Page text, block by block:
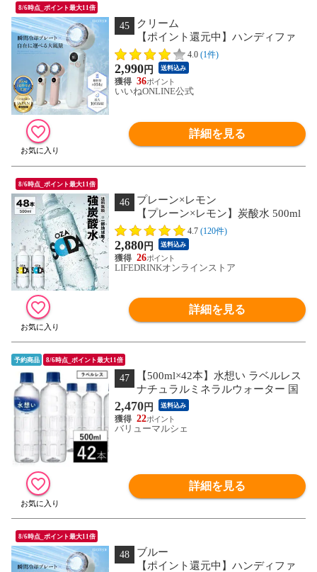
8/6時点_ポイント最大11倍
45
クリーム
【ポイント還元中】ハンディファ
ン★熱中症予防管理者監修【最新瞬間冷
却プレート】携帯扇風機 100段階風量調
節 首掛け 静音【日本企業企画】
3000mAh 超軽量 ストラップ カラビナ付
4.0 (1件)
2,990円 送料込み
36
いいねONLINE公式
詳細を見る
8/6時点_ポイント最大11倍
46
プレーン×レモン
【プレーン×レモン】炭酸水 500ml
48本 2ケース（24本×２） 強炭酸 炭酸
無糖 OZA SODA プレーン レモン ピンク
グレープフルーツ ライム 割り材 箱買い
ライフドリンクカンパニー LDC ZAO
4.7 (120件)
2,880円 送料込み
26
LIFEDRINKオンラインストア
詳細を見る
予約商品 8/6時点_ポイント最大11倍
47
【500ml×42本】水想い ラベルレス
ナチュラルミネラルウォーター 国
産 天然水 軟水
2,470円 送料込み
22
バリューマルシェ
詳細を見る
8/6時点_ポイント最大11倍
48
ブルー
【ポイント還元中】ハンディファ